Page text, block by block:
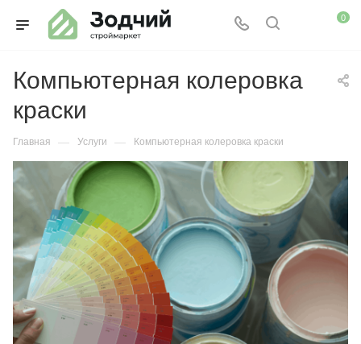
0
Компьютерная колеровка
краски
Главная — Услуги — Компьютерная колеровка краски